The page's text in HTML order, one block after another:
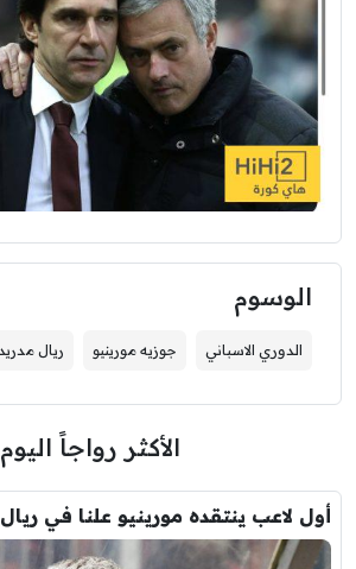
الوسوم
الدوري الاسباني جوزيه مورينيو ريال
الأكثر رواجاً اليوم
أول لاعب ينتقده مورينيو علنا في